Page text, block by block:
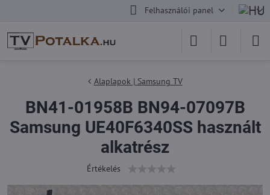
Felhasználói panel
Alaplapok | Samsung TV
BN41-01958B BN94-07097B
Samsung UE40F6340SS használt
alkatrész
Értékelés